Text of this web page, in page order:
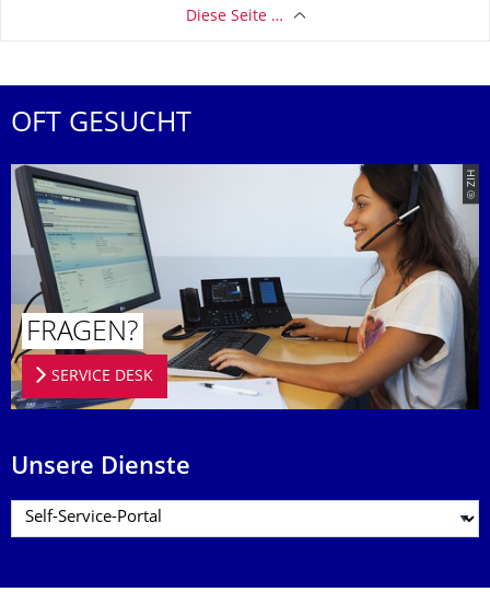
Diese Seite …
OFT GESUCHT
© ZIH
FRAGEN?
SERVICE DESK
Unsere Dienste